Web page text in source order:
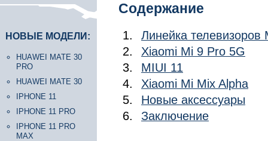
НОВЫЕ МОДЕЛИ:
HUAWEI MATE 30
PRO
HUAWEI MATE 30
IPHONE 11
IPHONE 11 PRO
IPHONE 11 PRO
MAX
Содержание
Линейка телевизоров
Xiaomi Mi 9 Pro 5G
MIUI 11
Xiaomi Mi Mix Alpha
Новые аксессуары
Заключение